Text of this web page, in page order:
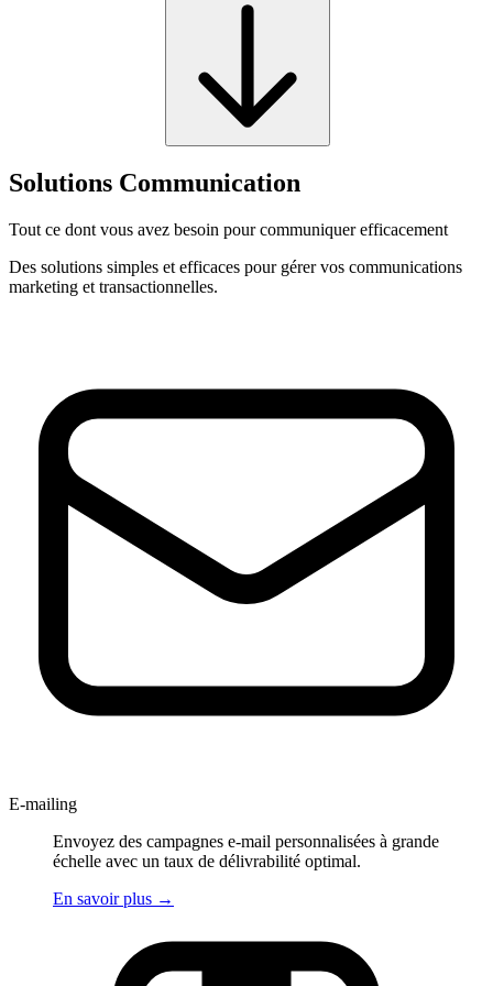
Solutions Communication
Tout ce dont vous avez besoin pour communiquer efficacement
Des solutions simples et efficaces pour gérer vos communications
marketing et transactionnelles.
E-mailing
Envoyez des campagnes e-mail personnalisées à grande
échelle avec un taux de délivrabilité optimal.
En savoir plus →